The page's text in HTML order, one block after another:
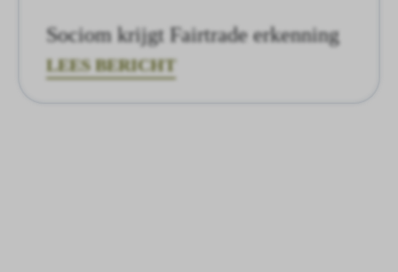
Sociom krijgt Fairtrade erkenning
LEES BERICHT